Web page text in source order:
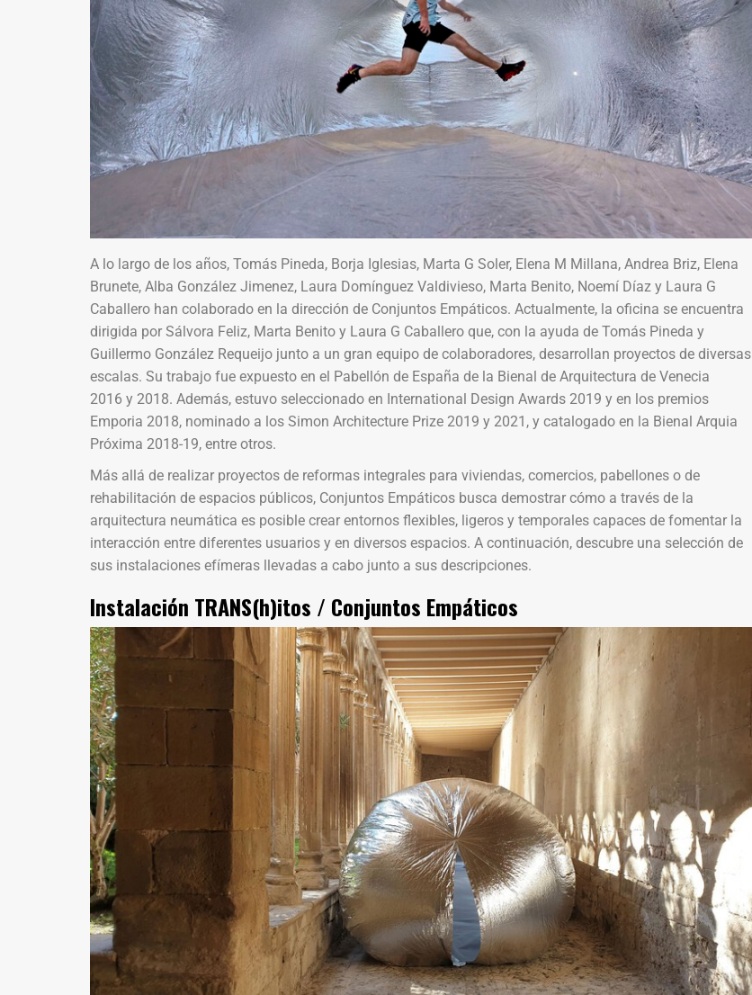
A lo largo de los años, Tomás Pineda, Borja Iglesias, Marta G Soler, Elena M Millana, Andrea Briz, Elena
Brunete, Alba González Jimenez, Laura Domínguez Valdivieso, Marta Benito, Noemí Díaz y Laura G
Caballero han colaborado en la dirección de Conjuntos Empáticos. Actualmente, la oficina se encuentra
dirigida por Sálvora Feliz, Marta Benito y Laura G Caballero que, con la ayuda de Tomás Pineda y
Guillermo González Requeijo junto a un gran equipo de colaboradores, desarrollan proyectos de diversas
escalas. Su trabajo fue expuesto en el Pabellón de España de la Bienal de Arquitectura de Venecia
2016 y 2018. Además, estuvo seleccionado en International Design Awards 2019 y en los premios
Emporia 2018, nominado a los Simon Architecture Prize 2019 y 2021, y catalogado en la Bienal Arquia
Próxima 2018-19, entre otros.
Más allá de realizar proyectos de reformas integrales para viviendas, comercios, pabellones o de
rehabilitación de espacios públicos, Conjuntos Empáticos busca demostrar cómo a través de la
arquitectura neumática es posible crear entornos flexibles, ligeros y temporales capaces de fomentar la
interacción entre diferentes usuarios y en diversos espacios. A continuación, descubre una selección de
sus instalaciones efímeras llevadas a cabo junto a sus descripciones.
Instalación TRANS(h)itos / Conjuntos Empáticos